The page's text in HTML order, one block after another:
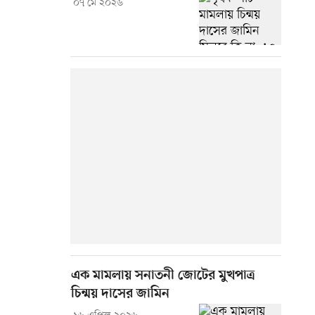
০৭ মে ২০২৬
এক মামলায় সনাতনী জোটের মুখপাত্র
চিন্ময় দাসের জামিন